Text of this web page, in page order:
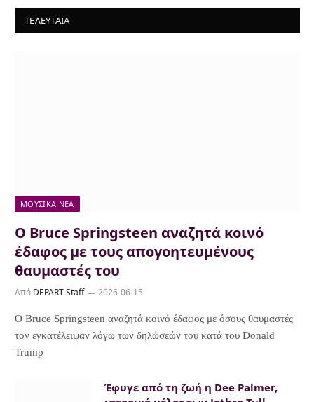
ΤΕΛΕΥΤΑΙΑ
ΜΟΥΣΙΚΆ ΝΈΑ
Ο Bruce Springsteen αναζητά κοινό
έδαφος με τους απογοητευμένους
θαυμαστές του
Από DEPART Staff 2026-06-15
Ο Bruce Springsteen αναζητά κοινό έδαφος με όσους θαυμαστές
τον εγκατέλειψαν λόγω των δηλώσεών του κατά του Donald
Trump
Έφυγε από τη ζωή η Dee Palmer,